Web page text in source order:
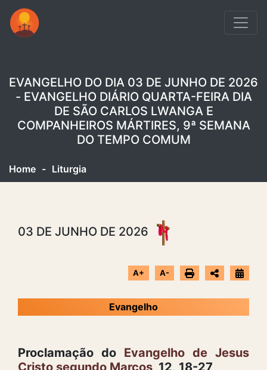
EVANGELHO DO DIA 03 DE JUNHO DE 2026
- EVANGELHO DIÁRIO QUARTA-FEIRA DIA
DE SÃO CARLOS LWANGA E
COMPANHEIROS MÁRTIRES, 9ª SEMANA
DO TEMPO COMUM
Home - Liturgia
03 DE JUNHO DE 2026
A+ A-
Evangelho
Proclamação do Evangelho de Jesus
Cristo segundo Marcos 12, 18-27